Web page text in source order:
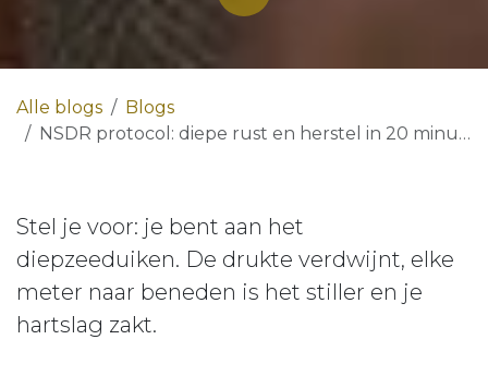
Alle blogs
Blogs
NSDR protocol: diepe rust en herstel in 20 minuten
Stel je voor: je bent aan het
diepzeeduiken. De drukte verdwijnt, elke
meter naar beneden is het stiller en je
hartslag zakt.